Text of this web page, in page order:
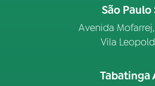
São Paulo
Avenida Mofarrej,
Vila
Tabatinga